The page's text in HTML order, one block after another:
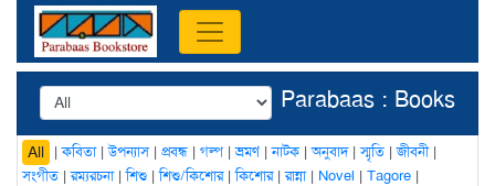
Parabaas : Books
All |কবিতা|উপন্যাস| প্রবন্ধ | গল্প |ভ্রমণ|নাটক |অনুবাদ|স্মৃতি |জীবনী|
সংগীত |রম্যরচনা|শিশু |শিশু/কিশোর|কিশোর|রান্না| Novel | Tagore |